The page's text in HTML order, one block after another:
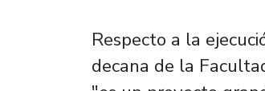
Respecto a la
decana de la